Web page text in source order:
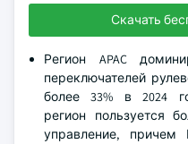
Скачать
Регион APAC
переключателей
более 33% в 2024
регион пользуется
управление, причем